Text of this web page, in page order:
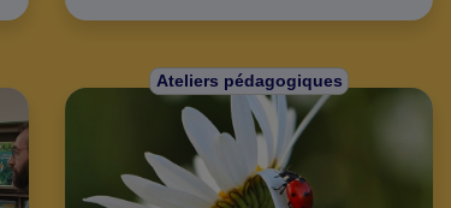
Ateliers pédagogiques